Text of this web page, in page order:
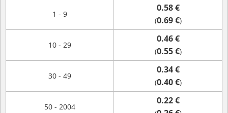
1 - 9
0.58 €
(0.69 €)
10 - 29
0.46 €
(0.55 €)
30 - 49
0.34 €
(0.40 €)
50 - 2004
0.22 €